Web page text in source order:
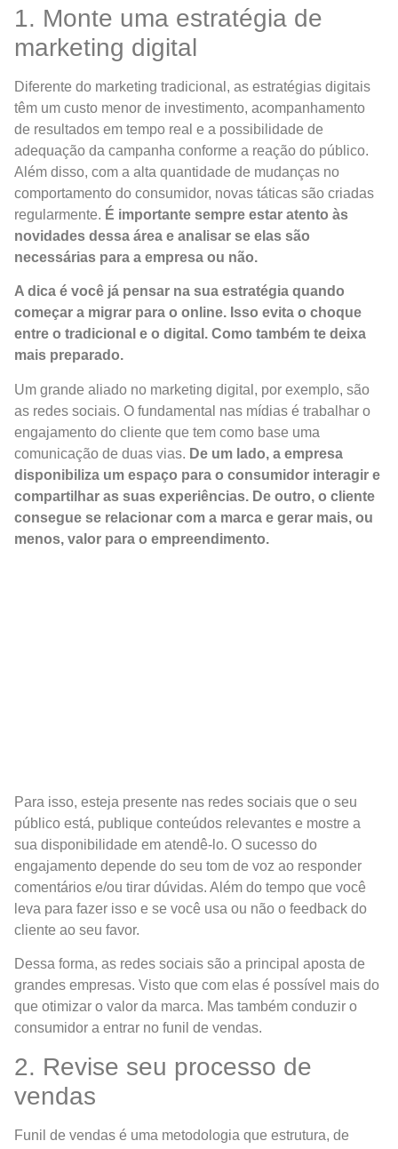
1. Monte uma estratégia de
marketing digital
Diferente do marketing tradicional, as estratégias digitais
têm um custo menor de investimento, acompanhamento
de resultados em tempo real e a possibilidade de
adequação da campanha conforme a reação do público.
Além disso, com a alta quantidade de mudanças no
comportamento do consumidor, novas táticas são criadas
regularmente. É importante sempre estar atento às
novidades dessa área e analisar se elas são
necessárias para a empresa ou não.
A dica é você já pensar na sua estratégia quando
começar a migrar para o online. Isso evita o choque
entre o tradicional e o digital. Como também te deixa
mais preparado.
Um grande aliado no marketing digital, por exemplo, são
as redes sociais. O fundamental nas mídias é trabalhar o
engajamento do cliente que tem como base uma
comunicação de duas vias. De um lado, a empresa
disponibiliza um espaço para o consumidor interagir e
compartilhar as suas experiências. De outro, o cliente
consegue se relacionar com a marca e gerar mais, ou
menos, valor para o empreendimento.
Para isso, esteja presente nas redes sociais que o seu
público está, publique conteúdos relevantes e mostre a
sua disponibilidade em atendê-lo. O sucesso do
engajamento depende do seu tom de voz ao responder
comentários e/ou tirar dúvidas. Além do tempo que você
leva para fazer isso e se você usa ou não o feedback do
cliente ao seu favor.
Dessa forma, as redes sociais são a principal aposta de
grandes empresas. Visto que com elas é possível mais do
que otimizar o valor da marca. Mas também conduzir o
consumidor a entrar no funil de vendas.
2. Revise seu processo de
vendas
Funil de vendas é uma metodologia que estrutura, de